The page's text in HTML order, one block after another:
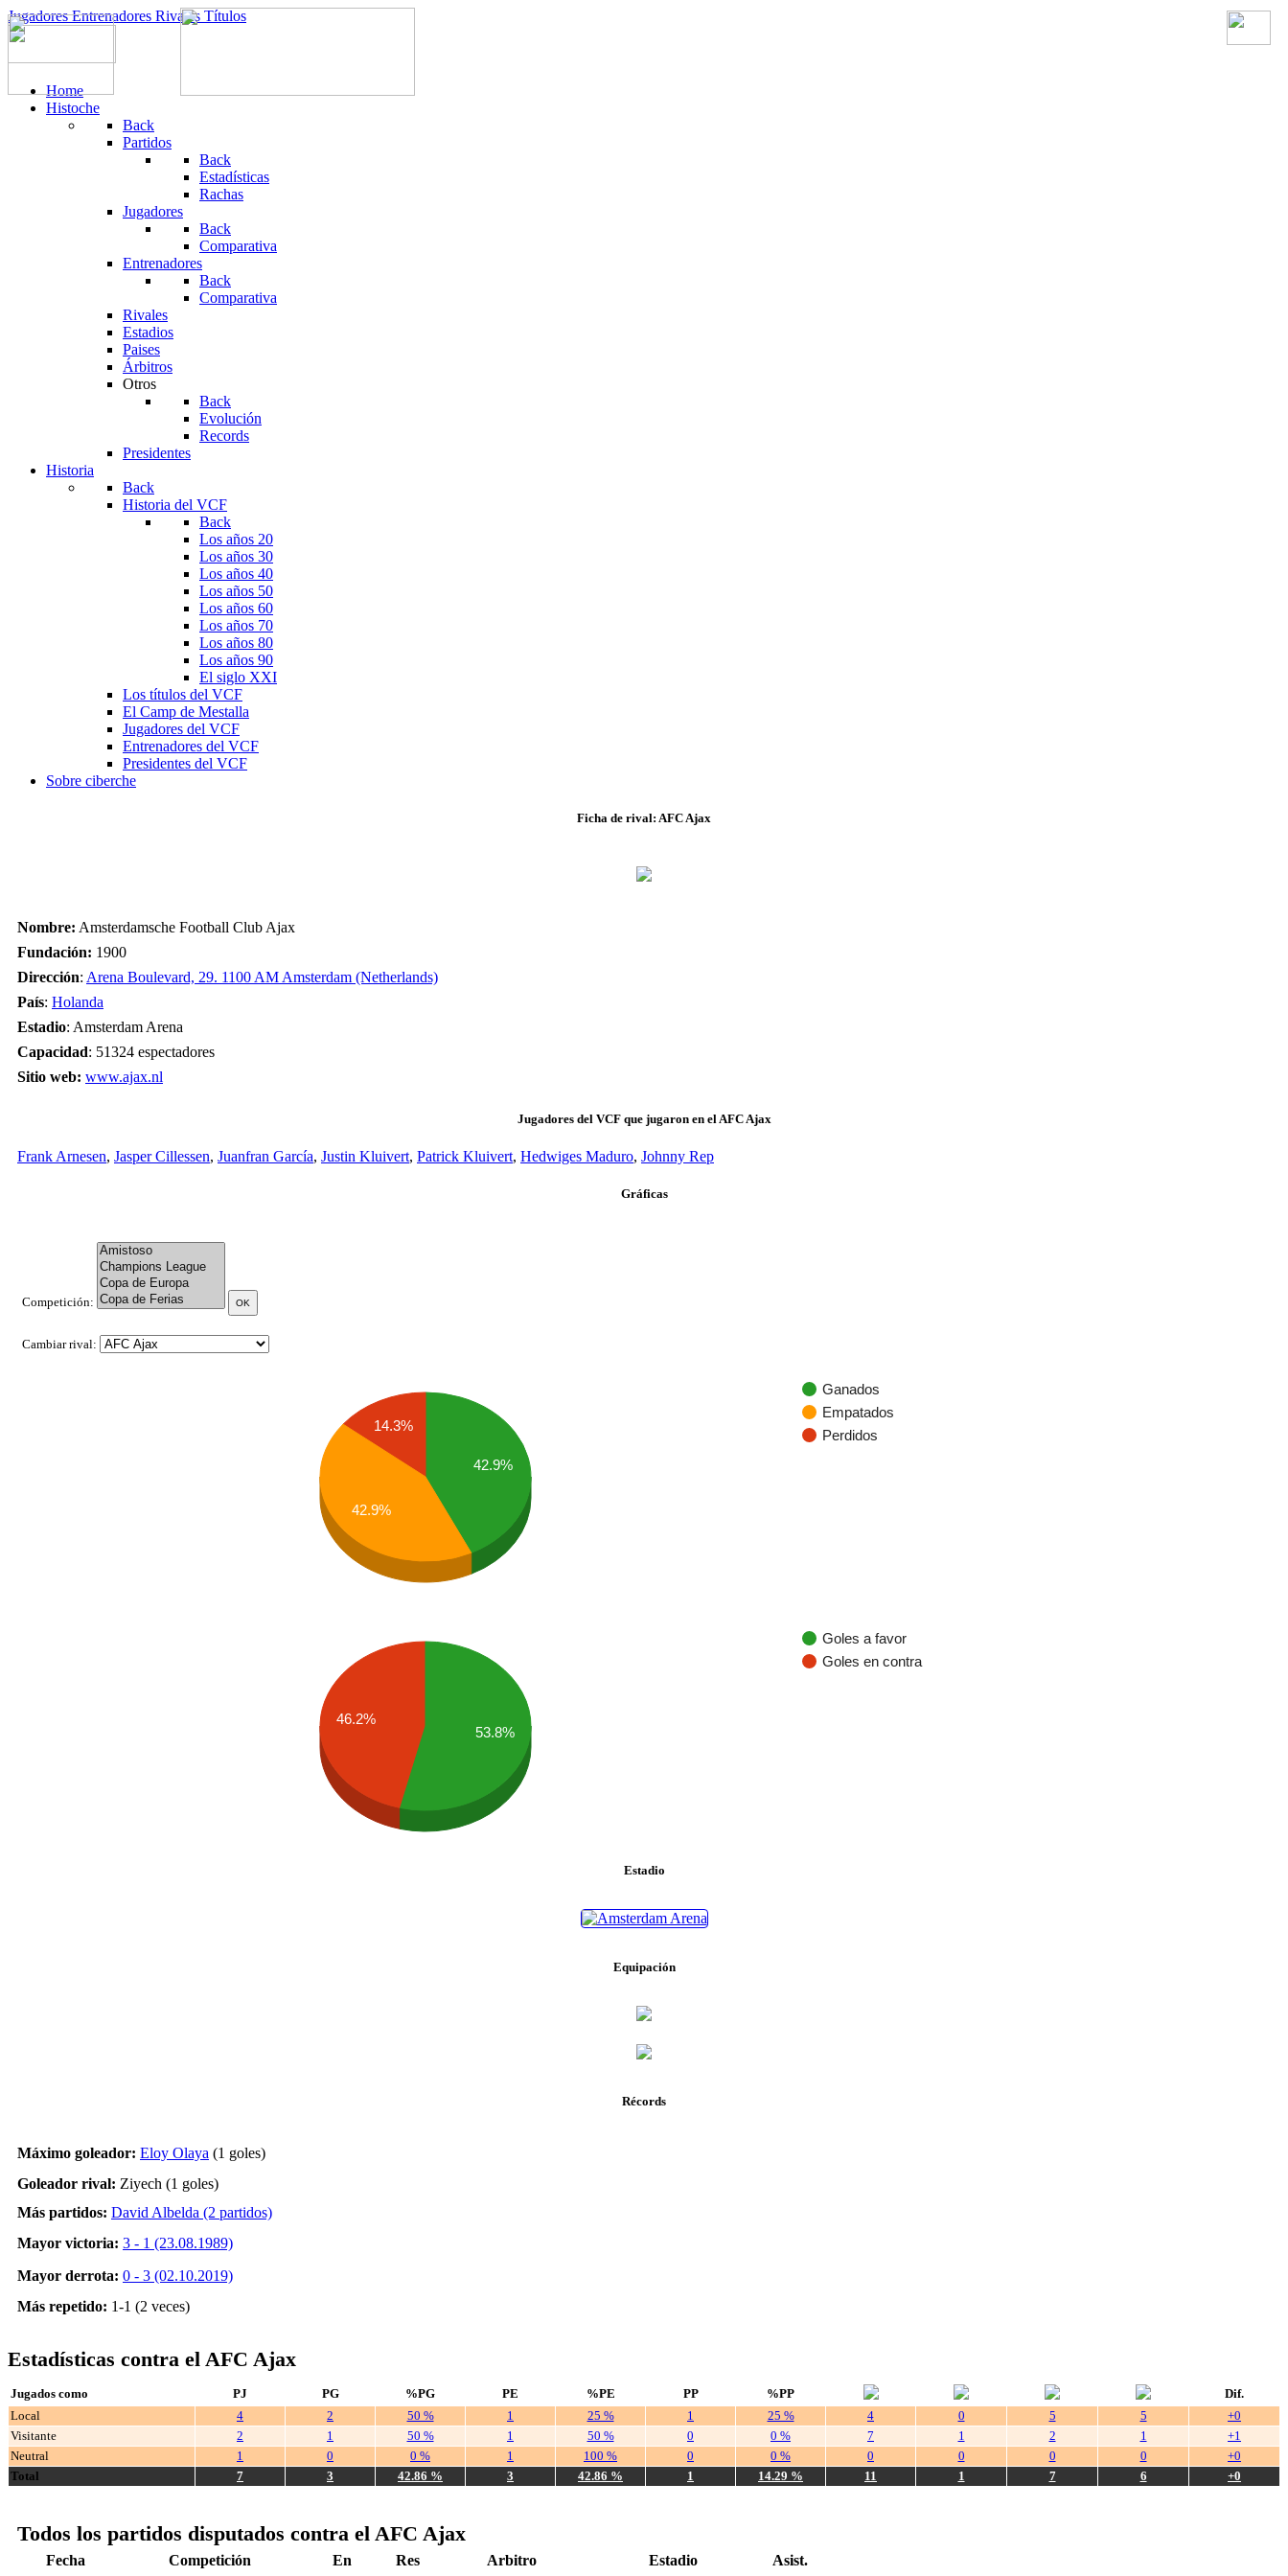
Jugadores Entrenadores Rivales Títulos
Home
Histoche
Back
Partidos
Back
Estadísticas
Rachas
Jugadores
Back
Comparativa
Entrenadores
Back
Comparativa
Rivales
Estadios
Paises
Árbitros
Otros
Back
Evolución
Records
Presidentes
Historia
Back
Historia del VCF
Back
Los años 20
Los años 30
Los años 40
Los años 50
Los años 60
Los años 70
Los años 80
Los años 90
El siglo XXI
Los títulos del VCF
El Camp de Mestalla
Jugadores del VCF
Entrenadores del VCF
Presidentes del VCF
Sobre ciberche
Ficha de rival: AFC Ajax
Nombre: Amsterdamsche Football Club Ajax
Fundación: 1900
Dirección: Arena Boulevard, 29. 1100 AM Amsterdam (Netherlands)
País: Holanda
Estadio: Amsterdam Arena
Capacidad: 51324 espectadores
Sitio web: www.ajax.nl
Jugadores del VCF que jugaron en el AFC Ajax
Frank Arnesen, Jasper Cillessen, Juanfran García, Justin Kluivert, Patrick Kluivert, Hedwiges Maduro, Johnny Rep
Gráficas
Competición:
Cambiar rival:
Ganados
Empatados
Perdidos
42.9%
14.3%
42.9%
Goles a favor
Goles en contra
46.2%
53.8%
Estadio
Equipación
Récords
Máximo goleador: Eloy Olaya (1 goles)
Goleador rival: Ziyech (1 goles)
Más partidos: David Albelda (2 partidos)
Mayor victoria: 3 - 1 (23.08.1989)
Mayor derrota: 0 - 3 (02.10.2019)
Más repetido: 1-1 (2 veces)
Estadísticas contra el AFC Ajax
Jugados como PJ PG %PG PE %PE PP %PP
Dif.
Local
4 2 50 % 1 25 % 1 25 % 4 0 5 5
+0
Visitante
2 1 50 % 1 50 % 0 0 % 7 1 2 1
+1
Neutral
1 0 0 % 1 100 % 0 0 % 0 0 0 0
+0
Total
7 3 42.86 % 3 42.86 % 1 14.29 % 11 1 7 6 +0
Todos los partidos disputados contra el AFC Ajax
Fecha Competición En Res Arbitro Estadio Asist.